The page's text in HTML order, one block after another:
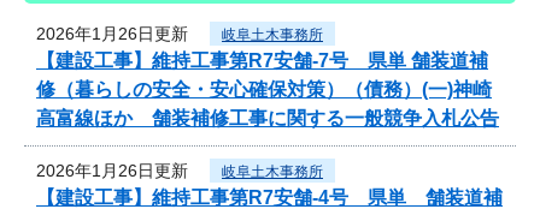
2026年1月26日更新 岐阜土木事務所
【建設工事】維持工事第R7安舗-7号 県単 舗装道補
修（暮らしの安全・安心確保対策）（債務）(一)神崎
高富線ほか 舗装補修工事に関する一般競争入札公告
2026年1月26日更新 岐阜土木事務所
【建設工事】維持工事第R7安舗-4号 県単 舗装道補